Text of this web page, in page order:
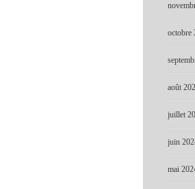
octobre
août
juillet
juin
mai